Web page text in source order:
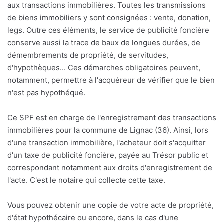
aux transactions immobilières. Toutes les transmissions
de biens immobiliers y sont consignées : vente, donation,
legs. Outre ces éléments, le service de publicité foncière
conserve aussi la trace de baux de longues durées, de
démembrements de propriété, de servitudes,
d'hypothèques... Ces démarches obligatoires peuvent,
notamment, permettre à l'acquéreur de vérifier que le bien
n'est pas hypothéqué.
Ce SPF est en charge de l'enregistrement des transactions
immobilières pour la commune de Lignac (36). Ainsi, lors
d'une transaction immobilière, l'acheteur doit s'acquitter
d'un taxe de publicité foncière, payée au Trésor public et
correspondant notamment aux droits d'enregistrement de
l'acte. C'est le notaire qui collecte cette taxe.
Vous pouvez obtenir une copie de votre acte de propriété,
d'état hypothécaire ou encore, dans le cas d'une